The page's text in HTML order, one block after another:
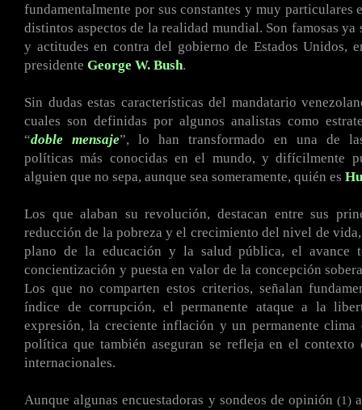
fundamentalmente por sus constantes y muy particulares
distintos aspectos de la realidad mundial. Son famosas ya
y actitudes en contra del gobierno de Estados Unidos,
presidente George W. Bush.
Sin dudas estas características del mandatario
cuales son definidas por algunos analistas como
“doble mensaje”, lo han transformado en una de
políticas más conocidas en el mundo, y difícilmente
alguien que no sepa, aunque sea someramente, quién es
Los que alaban su revolución, destacan entre sus
reducción de la pobreza y el crecimiento del nivel de
plano de la educación y la salud pública, el avance
concientización y puesta en valor de la concepción
Los que no comparten estos criterios, señalan
índice de corrupción, el permanente ataque a la
expresión, la creciente inflación y un permanente
política que también aseguran se refleja en el contexto
internacionales.
Aunque algunas encuestadoras y sondeos de opinión(1)